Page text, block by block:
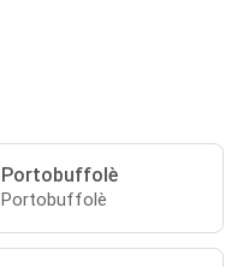
Portobuffolè
Portobuffolè